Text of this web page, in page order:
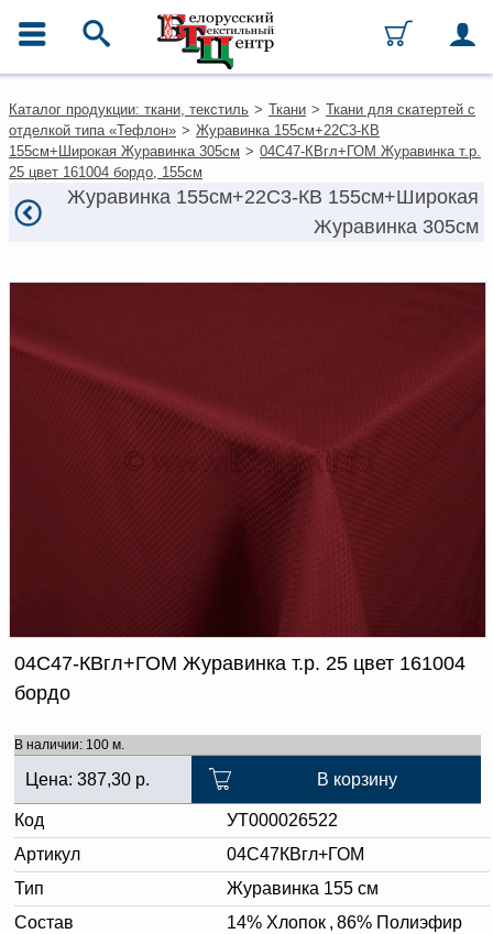
Каталог
Ткани
Домашний текстиль
Одежда
Ковры
Оплата и доставка
Как оформить заказ
Каталог продукции: ткани, текстиль > Ткани > Ткани для скатертей с
отделкой типа «Тефлон» > Журавинка 155см+22С3-КВ
155см+Широкая Журавинка 305см > 04С47-КВгл+ГОМ Журавинка т.р.
25 цвет 161004 бордо, 155см
Журавинка 155см+22С3-КВ 155см+Широкая
Журавинка 305см
04С47-КВгл+ГОМ Журавинка т.р. 25 цвет 161004
бордо
В наличии: 100 м.
Цена: 387,30 р. В корзину
Код
УТ000026522
Артикул
04C47КВгл+ГОМ
Тип
Журавинка 155 см
Состав
14% Хлопок , 86% Полиэфир
в